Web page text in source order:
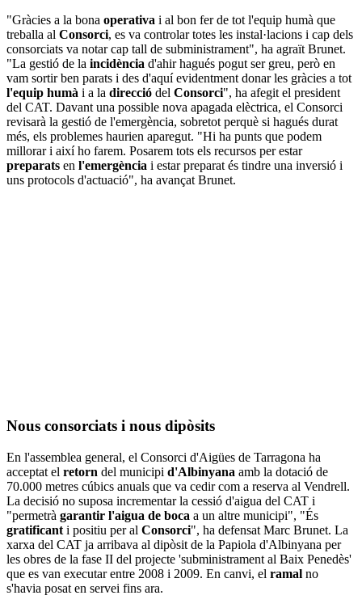
"Gràcies a la bona operativa i al bon fer de tot l'equip humà que
treballa al Consorci, es va controlar totes les instal·lacions i cap dels
consorciats va notar cap tall de subministrament", ha agraït Brunet.
"La gestió de la incidència d'ahir hagués pogut ser greu, però en
vam sortir ben parats i des d'aquí evidentment donar les gràcies a tot
l'equip humà i a la direcció del Consorci", ha afegit el president
del CAT. Davant una possible nova apagada elèctrica, el Consorci
revisarà la gestió de l'emergència, sobretot perquè si hagués durat
més, els problemes haurien aparegut. "Hi ha punts que podem
millorar i així ho farem. Posarem tots els recursos per estar
preparats en l'emergència i estar preparat és tindre una inversió i
uns protocols d'actuació", ha avançat Brunet.
Nous consorciats i nous dipòsits
En l'assemblea general, el Consorci d'Aigües de Tarragona ha
acceptat el retorn del municipi d'Albinyana amb la dotació de
70.000 metres cúbics anuals que va cedir com a reserva al Vendrell.
La decisió no suposa incrementar la cessió d'aigua del CAT i
"permetrà garantir l'aigua de boca a un altre municipi", "És
gratificant i positiu per al Consorci", ha defensat Marc Brunet. La
xarxa del CAT ja arribava al dipòsit de la Papiola d'Albinyana per
les obres de la fase II del projecte 'subministrament al Baix Penedès'
que es van executar entre 2008 i 2009. En canvi, el ramal no
s'havia posat en servei fins ara.